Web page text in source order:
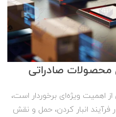
صادراتی
اهمیت ویژه‌ای برخوردار است،
انبار کردن، حمل و نقش